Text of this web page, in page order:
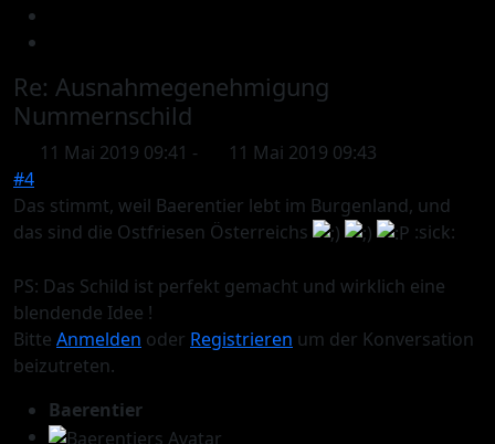
Re: Ausnahmegenehmigung
Nummernschild
11 Mai 2019 09:41 -
11 Mai 2019 09:43
#4
Das stimmt, weil Baerentier lebt im Burgenland, und
das sind die Ostfriesen Österreichs
:sick:
PS: Das Schild ist perfekt gemacht und wirklich eine
blendende Idee !
Bitte Anmelden oder Registrieren um der Konversation
beizutreten.
Baerentier